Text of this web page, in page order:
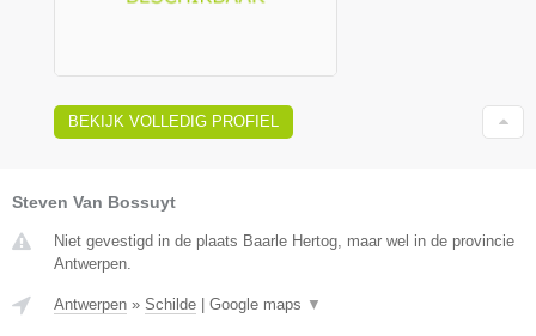
BEKIJK VOLLEDIG PROFIEL
Steven Van Bossuyt
Niet gevestigd in de plaats Baarle Hertog, maar wel in de provincie
Antwerpen.
Antwerpen » Schilde Google maps ▼